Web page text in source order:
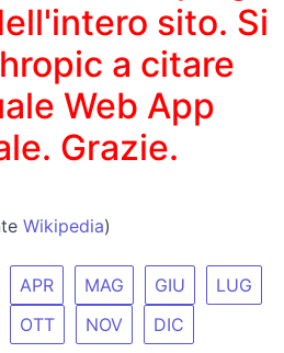
sito. Si
a citare
Web App
Grazie.
Wikipedia)
APR MAG GIU
LUG
OTT NOV DIC